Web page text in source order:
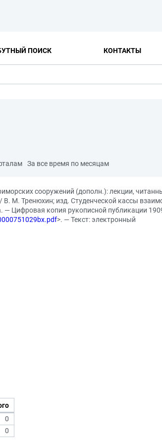
ПОИСК КОНТАКТЫ
За все время по месяцам
сооружений (дополн.): лекции,
В. М. Тренюхин; изд. Студенческой кассы
Цифровая копия рукописной публикации
>. — Текст: электронный
0
0